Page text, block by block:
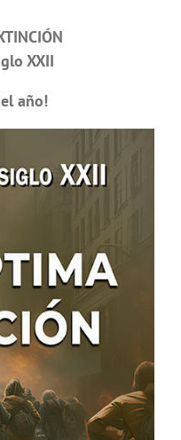
XXII
año!